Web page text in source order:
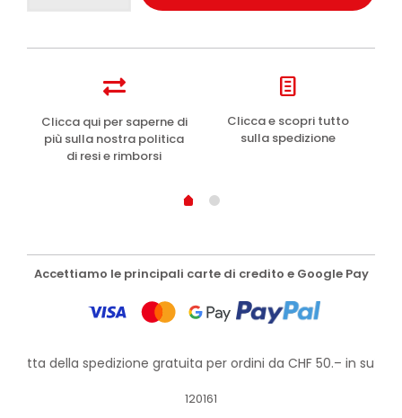
Clicca qui per saperne di
più sulla nostra politica
di resi e rimborsi
Clicca e scopri tutto
sulla spedizione
Accettiamo le principali carte di credito e Google Pay
della spedizione gratuita per ordini da CHF 50.– in su!
120161